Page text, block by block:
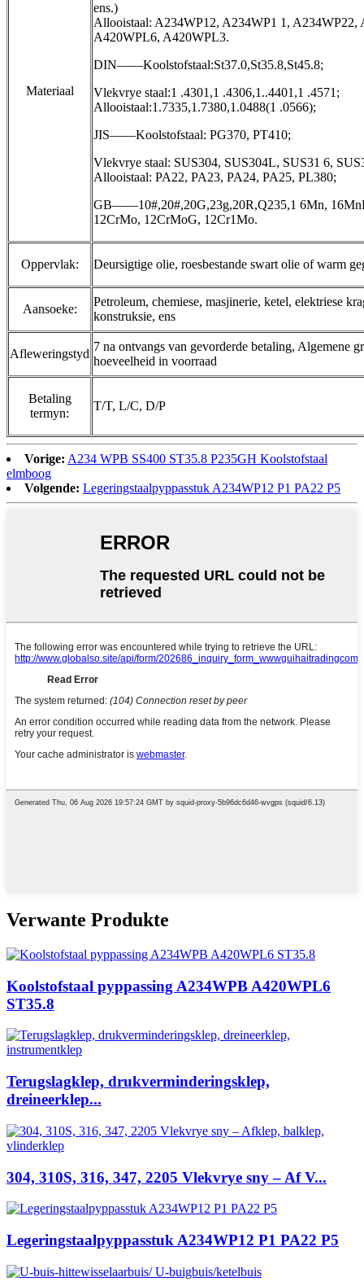
Materiaal
ens.)
Allooistaal: A234WP12, A234WP1 1, A234WP22,
A420WPL6, A420WPL3.
DIN——Koolstofstaal:St37.0,St35.8,St45.8;
Vlekvrye staal:1 .4301,1 .4306,1..4401,1 .4571;
Allooistaal:1.7335,1.7380,1.0488(1 .0566);
JIS——Koolstofstaal: PG370, PT410;
Vlekvrye staal: SUS304, SUS304L, SUS31 6,
Allooistaal: PA22, PA23, PA24, PA25, PL380;
GB——10#,20#,20G,23g,20R,Q235,1 6Mn,
12CrMo, 12CrMoG, 12Cr1Mo.
Oppervlak: Deursigtige olie, roesbestande swart olie of warm
Aansoeke:
Petroleum, chemiese, masjinerie, ketel, elektriese
konstruksie, ens
Afleweringstyd
7 na ontvangs van gevorderde betaling, Algemene
hoeveelheid in voorraad
Betaling
termyn:
T/T, L/C, D/P
Vorige: A234 WPB SS400 ST35.8 P235GH Koolstofstaal
elmboog
Volgende: Legeringstaalpyppasstuk A234WP12 P1 PA22 P5
Verwante Produkte
Koolstofstaal pyppassing A234WPB A420WPL6
ST35.8
Terugslagklep, drukverminderingsklep,
dreineerklep...
304, 310S, 316, 347, 2205 Vlekvrye sny – Af V...
Legeringstaalpyppasstuk A234WP12 P1 PA22 P5